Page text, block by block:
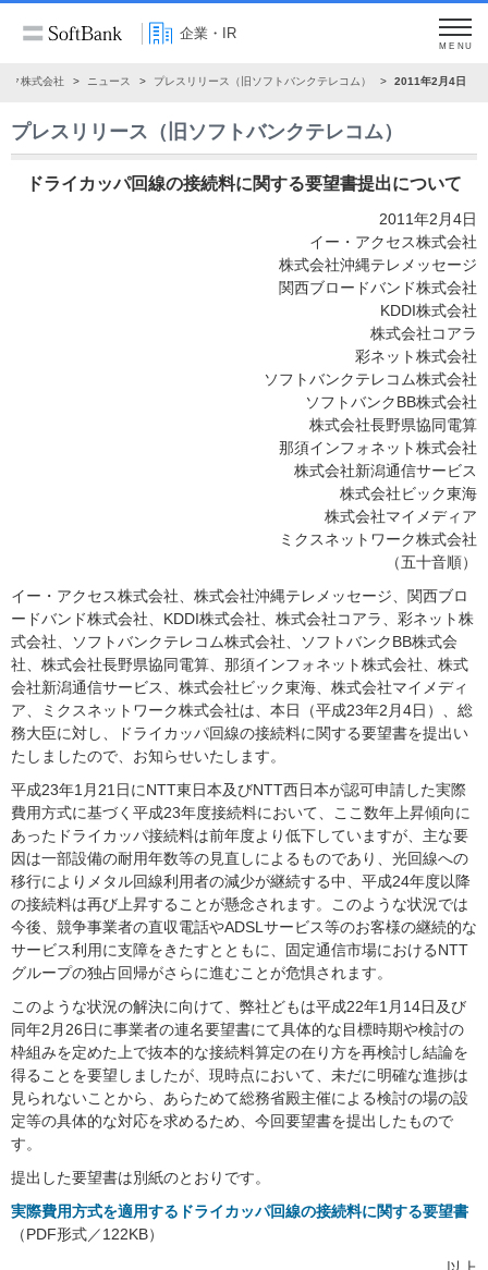
企業・IR
MENU
ク株式会社 ニュース プレスリリース（旧ソフトバンクテレコム） 2011年2月4日
プレスリリース（旧ソフトバンクテレコム）
ドライカッパ回線の接続料に関する要望書提出について
2011年2月4日
イー・アクセス株式会社
株式会社沖縄テレメッセージ
関西ブロードバンド株式会社
KDDI株式会社
株式会社コアラ
彩ネット株式会社
ソフトバンクテレコム株式会社
ソフトバンクBB株式会社
株式会社長野県協同電算
那須インフォネット株式会社
株式会社新潟通信サービス
株式会社ビック東海
株式会社マイメディア
ミクスネットワーク株式会社
（五十音順）
イー・アクセス株式会社、株式会社沖縄テレメッセージ、関西ブロ
ードバンド株式会社、KDDI株式会社、株式会社コアラ、彩ネット株
式会社、ソフトバンクテレコム株式会社、ソフトバンクBB株式会
社、株式会社長野県協同電算、那須インフォネット株式会社、株式
会社新潟通信サービス、株式会社ビック東海、株式会社マイメディ
ア、ミクスネットワーク株式会社は、本日（平成23年2月4日）、総
務大臣に対し、ドライカッパ回線の接続料に関する要望書を提出い
たしましたので、お知らせいたします。
平成23年1月21日にNTT東日本及びNTT西日本が認可申請した実際
費用方式に基づく平成23年度接続料において、ここ数年上昇傾向に
あったドライカッパ接続料は前年度より低下していますが、主な要
因は一部設備の耐用年数等の見直しによるものであり、光回線への
移行によりメタル回線利用者の減少が継続する中、平成24年度以降
の接続料は再び上昇することが懸念されます。このような状況では
今後、競争事業者の直収電話やADSLサービス等のお客様の継続的な
サービス利用に支障をきたすとともに、固定通信市場におけるNTT
グループの独占回帰がさらに進むことが危惧されます。
このような状況の解決に向けて、弊社どもは平成22年1月14日及び
同年2月26日に事業者の連名要望書にて具体的な目標時期や検討の
枠組みを定めた上で抜本的な接続料算定の在り方を再検討し結論を
得ることを要望しましたが、現時点において、未だに明確な進捗は
見られないことから、あらためて総務省殿主催による検討の場の設
定等の具体的な対応を求めるため、今回要望書を提出したもので
す。
提出した要望書は別紙のとおりです。
実際費用方式を適用するドライカッパ回線の接続料に関する要望書
（PDF形式／122KB）